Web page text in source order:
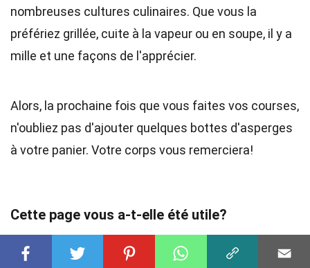
nombreuses cultures culinaires. Que vous la
préfériez grillée, cuite à la vapeur ou en soupe, il y a
mille et une façons de l'apprécier.
Alors, la prochaine fois que vous faites vos courses,
n'oubliez pas d'ajouter quelques bottes d'asperges
à votre panier. Votre corps vous remerciera!
Cette page vous a-t-elle été utile?